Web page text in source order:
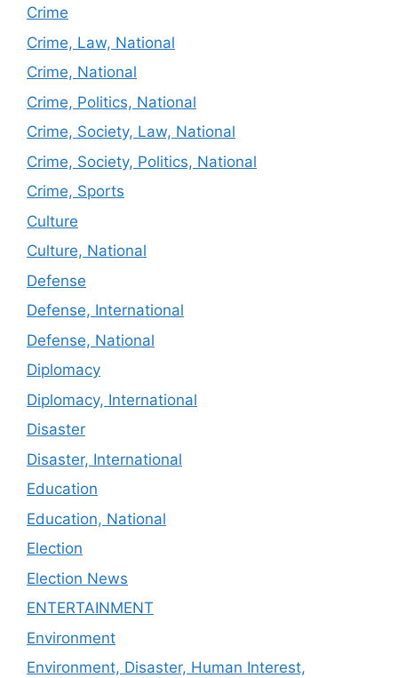
Crime
Crime, Law, National
Crime, National
Crime, Politics, National
Crime, Society, Law, National
Crime, Society, Politics, National
Crime, Sports
Culture
Culture, National
Defense
Defense, International
Defense, National
Diplomacy
Diplomacy, International
Disaster
Disaster, International
Education
Education, National
Election
Election News
ENTERTAINMENT
Environment
Environment, Disaster, Human Interest,